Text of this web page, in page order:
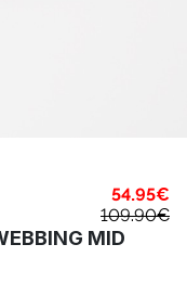
54.95€
109.90€
MID